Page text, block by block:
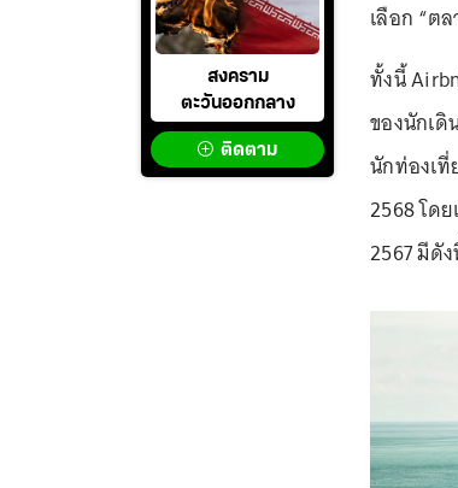
สงคราม
ตะวันออกกลาง
ติดตาม
เลือก “ต
ทั้งนี้
ของนักเ
นักท่องเที่
2568 โด
2567 มีดั